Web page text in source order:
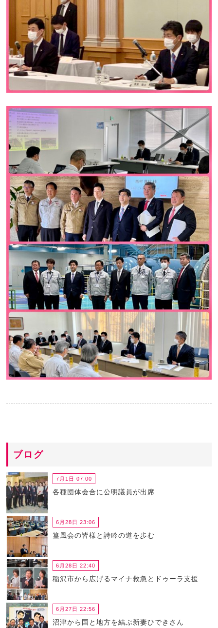
ブログ
7月1日 07:00
各種団体会合に公明議員が出席
6月28日 23:06
篁風会の皆様と詩吟の道を歩む
6月28日 22:40
稲沢市から広げるマイナ救急とドゥーラ支援
6月27日 22:56
沼津から国と地方を結ぶ新妻ひできさん